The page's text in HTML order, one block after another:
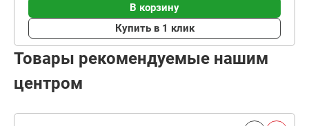
В корзину
Купить в 1 клик
Товары рекомендуемые нашим
центром